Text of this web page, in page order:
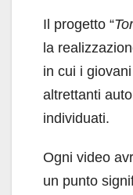
Il progetto “
la
in cui i
altrettanti
individuati.
Ogni video
un punto